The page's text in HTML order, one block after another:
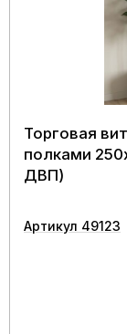
Торговая
полками
ДВП)
Артикул 49123